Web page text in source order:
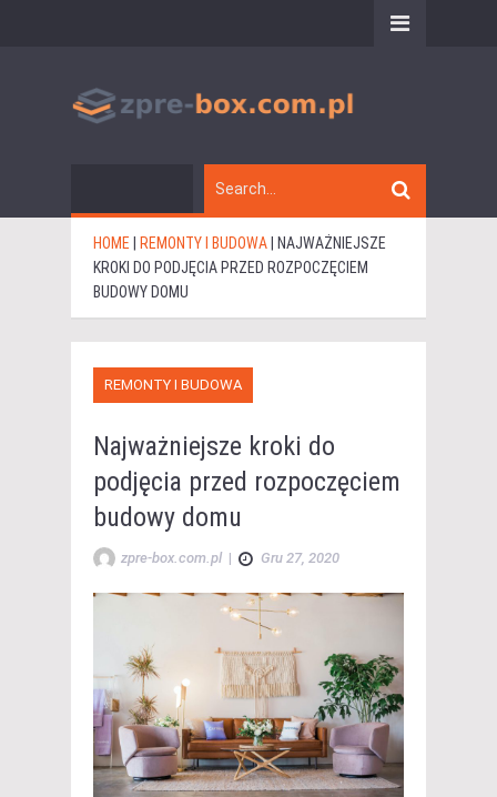
HOME REMONTY I BUDOWA
NAJWAŻNIEJSZE
KROKI DO PODJĘCIA PRZED ROZPOCZĘCIEM
BUDOWY DOMU
REMONTY I BUDOWA
Najważniejsze kroki do
podjęcia przed rozpoczęciem
budowy domu
zpre-box.com.pl | Gru 27, 2020